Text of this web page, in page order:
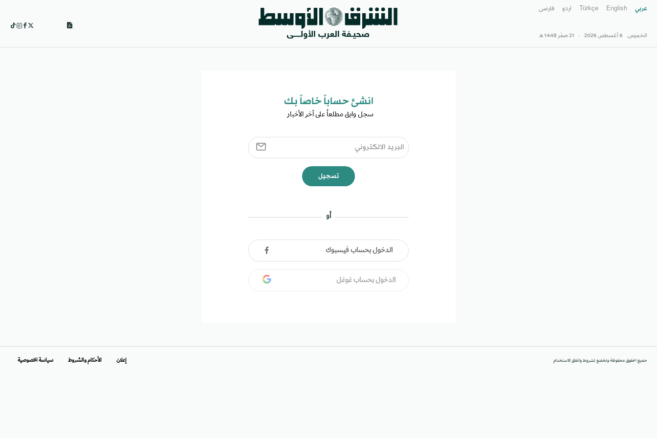
عربي English
Türkçe اردو فارسى
الخميس, 6 أغسطس 2026 - 21 صفَر 1448 هـ
انشئ حساباً خاصاً بك​
سجل وابق مطلعاً على آخر الأخبار ​
تسجيل
أو
الدخول بحساب فيسبوك
الدخول بحساب غوغل
جميع الحقوق محفوظة وتخضع لشروط واتفاق الاستخدام إعلان الأحكام والشروط سياسة الخصوصية